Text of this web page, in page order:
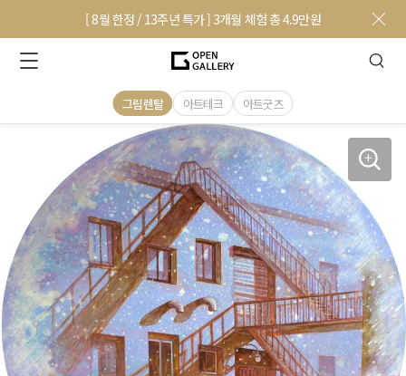
[ 8월 한정 / 13주년 특가 ] 3개월 체험 총 4.9만원
그림렌탈 아트테크 아트굿즈